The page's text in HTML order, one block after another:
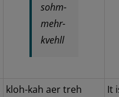
sohm-
mehr-
kvehll
kloh-kah aer treh
It